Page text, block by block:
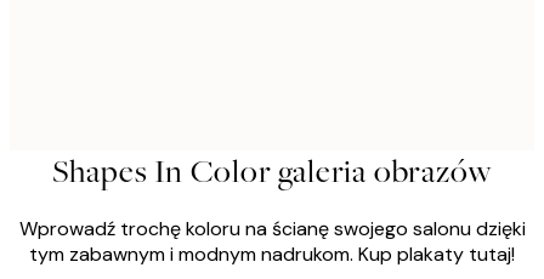
Shapes In Color galeria obrazów
Wprowadź trochę koloru na ścianę swojego salonu dzięki
tym zabawnym i modnym nadrukom. Kup plakaty tutaj!